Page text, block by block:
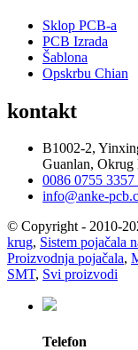
Sklop PCB-a
PCB Izrada
Šablona
Opskrbu Chian
kontakt
B1002-2,
Guanlan, Okrug
0086 0755 3357
info@anke-
© Copyright - 2010-
krug, Sistem pojačala
Proizvodnja pojačala,
SMT, Svi proizvodi
Telefon